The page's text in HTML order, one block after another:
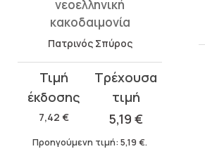
νεοελληνική
κακοδαιμονία
Πατρινός Σπύρος
7,42 €
Original
price
was:
7,42 €.
5,19€
τρέχουσα
τιμή
είναι:
Προηγούμενη τιμή:5,19€.